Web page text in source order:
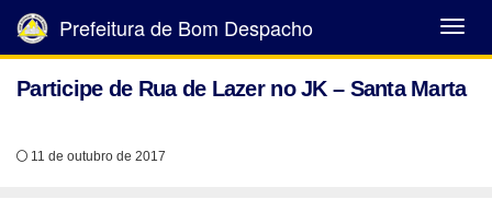
Abrir
Menu
Prefeitura de Bom Despacho
Participe de Rua de Lazer no JK – Santa Marta
11 de outubro de 2017